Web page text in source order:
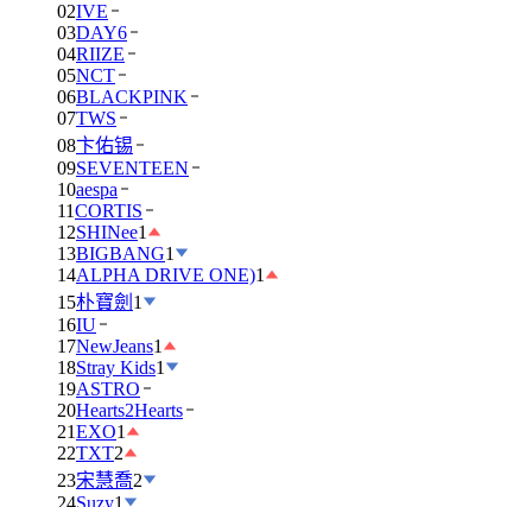
02IVE
03DAY6
04RIIZE
05NCT
06BLACKPINK
07TWS
08卞佑锡
09SEVENTEEN
10aespa
11CORTIS
12SHINee1
13BIGBANG1
14ALPHA DRIVE ONE)1
15朴寶劍 1
16IU
17NewJeans1
18Stray Kids1
19ASTRO
20Hearts2Hearts
21EXO1
22TXT2
23宋慧喬2
24Suzy1